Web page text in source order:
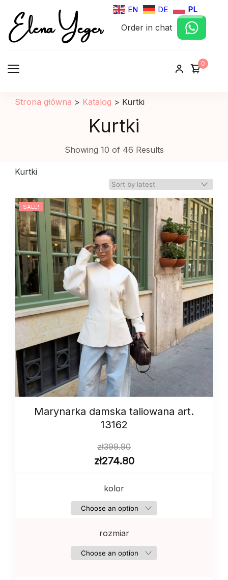
EN DE PL
Elena Yeger
Sklep internetowy odziez damska
Order in chat
0
Strona główna > Katalog > Kurtki
Kurtki
Showing 10 of 46 Results
Kurtki
SALE!
Marynarka damska taliowana art.
13162
zł399.90
zł274.80
kolor
rozmiar